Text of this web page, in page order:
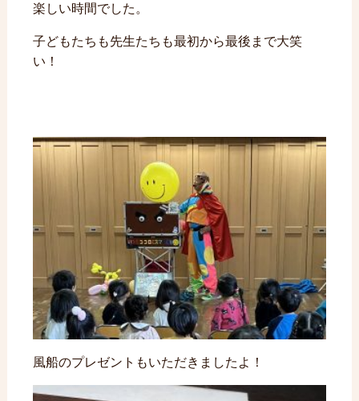
楽しい時間でした。
子どもたちも先生たちも最初から最後まで大笑
い！
風船のプレゼントもいただきましたよ！